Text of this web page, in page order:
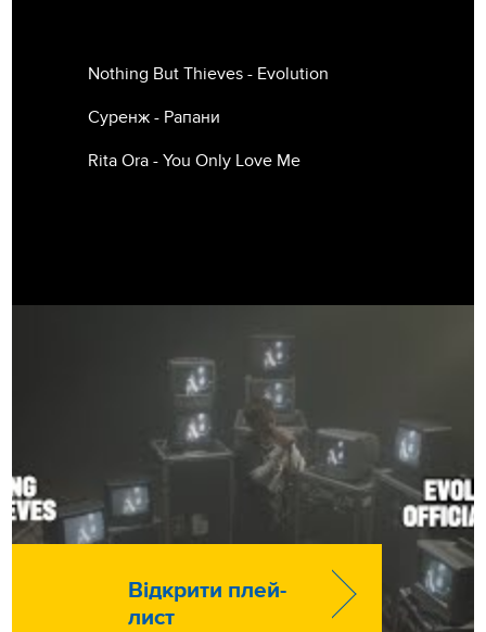
Nothing But Thieves - Evolution
Суренж - Рапани
Rita Ora - You Only Love Me
Відкрити плей-
лист